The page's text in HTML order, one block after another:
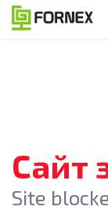
Сайт
Site